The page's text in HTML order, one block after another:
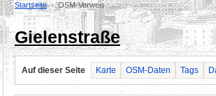
Startseite OSM-Verweis
Gielenstraße
Auf dieser Seite Karte OSM-Daten Tags